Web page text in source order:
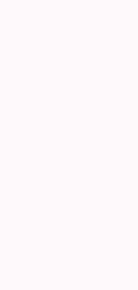
zu sammeln, um unsere
Sie deren Installation. Der
und auf Wunsch zu
obwohl er bedenken muss,
führen kann.